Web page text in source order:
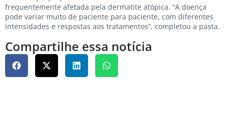
frequentemente afetada pela dermatite atópica. “A doença
pode variar muito de paciente para paciente, com diferentes
intensidades e respostas aos tratamentos”, completou a pasta.
Compartilhe essa notícia